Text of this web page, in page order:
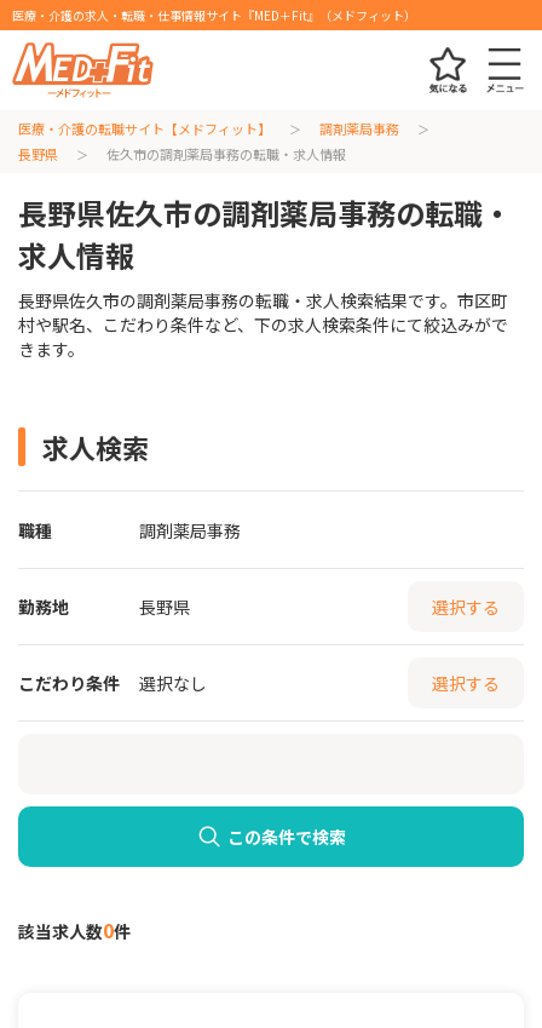
医療・介護の求人・転職・仕事情報サイト『MED＋Fit』（メドフィット）
医療・介護の転職サイト【メドフィット】
調剤薬局事務
長野県
佐久市の調剤薬局事務の転職・求人情報
長野県佐久市の調剤薬局事務の転職・
求人情報
長野県佐久市の調剤薬局事務の転職・求人検索結果です。市区町
村や駅名、こだわり条件など、下の求人検索条件にて絞込みがで
きます。
求人検索
職種 調剤薬局事務
勤務地 長野県 選択する
こだわり条件 選択なし 選択する
この条件で検索
該当求人数0件